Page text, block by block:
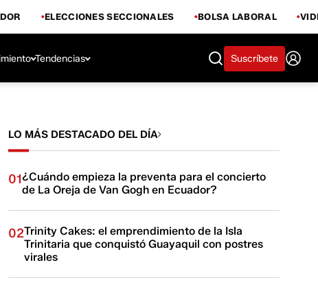
ELECCIONES SECCIONALES BOLSA LABORAL
Tendencias Suscríbete
LO MÁS DESTACADO DEL DÍA
01¿Cuándo empieza la preventa para el concierto
de La Oreja de Van Gogh en Ecuador?
02Trinity Cakes: el emprendimiento de la Isla
Trinitaria que conquistó Guayaquil con postres
virales